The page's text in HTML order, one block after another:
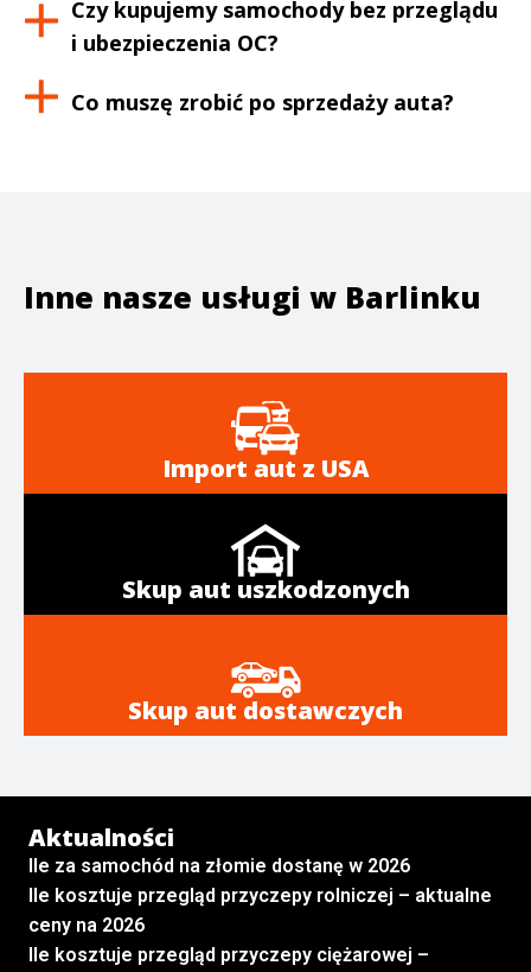
Czy kupujemy samochody bez przeglądu
i ubezpieczenia OC?
Co muszę zrobić po sprzedaży auta?
Inne nasze usługi w Barlinku
Import aut z USA
Skup aut uszkodzonych
Skup aut dostawczych
Aktualności
Ile za samochód na złomie dostanę w 2026
Ile kosztuje przegląd przyczepy rolniczej – aktualne
ceny na 2026
Ile kosztuje przegląd przyczepy ciężarowej –